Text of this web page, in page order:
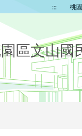
::: 桃
區文山國